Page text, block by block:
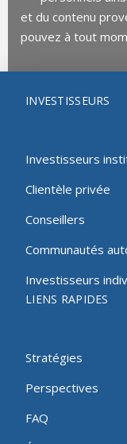
et du contenu
pouvez à tout
INVESTISSEURS
Investisseurs
Clientèle privée
Conseillers
Communautés
Investisseurs
LIENS RAPIDES
Stratégies
Perspectives
FAQ